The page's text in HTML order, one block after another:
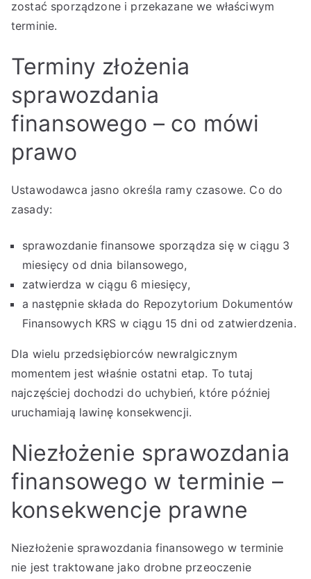
zostać sporządzone i przekazane we właściwym
terminie.
Terminy złożenia
sprawozdania
finansowego – co mówi
prawo
Ustawodawca jasno określa ramy czasowe. Co do
zasady:
sprawozdanie finansowe sporządza się w ciągu 3
miesięcy od dnia bilansowego,
zatwierdza w ciągu 6 miesięcy,
a następnie składa do Repozytorium Dokumentów
Finansowych KRS w ciągu 15 dni od zatwierdzenia.
Dla wielu przedsiębiorców newralgicznym
momentem jest właśnie ostatni etap. To tutaj
najczęściej dochodzi do uchybień, które później
uruchamiają lawinę konsekwencji.
Niezłożenie sprawozdania
finansowego w terminie –
konsekwencje prawne
Niezłożenie sprawozdania finansowego w terminie
nie jest traktowane jako drobne przeoczenie